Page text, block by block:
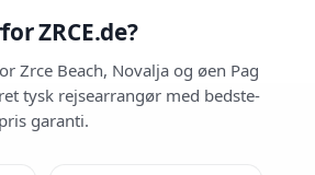
ZRCE.de?
Zrce Beach, Novalja og øen Pag
tysk rejsearrangør med bedste-
pris garanti.